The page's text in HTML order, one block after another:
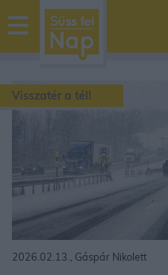
sussfelnap.hu
időjárás
Visszatér a tél!
2026.02.13., Gáspár Nikolett